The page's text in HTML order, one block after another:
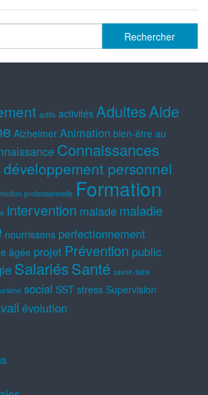
actifs activités AdultesAide
Alzheimer Animation bien-être au
Connaissances
développement personnel
professionnelle Formation
intervention malade maladie
nourrissons perfectionnement
âgée projet Prévention public
SalariésSanté savoir-faire
social SST stress Supervision
évolution